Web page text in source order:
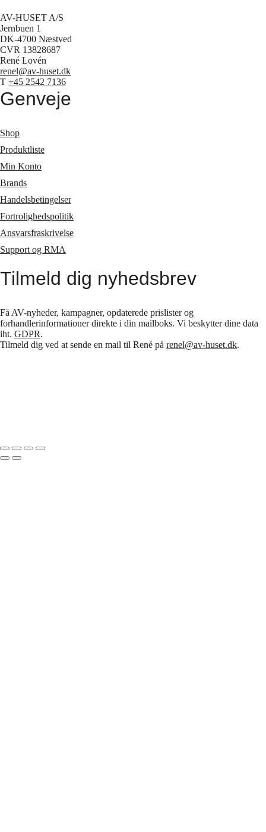
AV-HUSET A/S
Jernbuen 1
DK-4700 Næstved
CVR 13828687
René Lovén
renel@av-huset.dk
T +45 2542 7136
Genveje
Shop
Produktliste
Min Konto
Brands
Handelsbetingelser
Fortrolighedspolitik
Ansvarsfraskrivelse
Support og RMA
Tilmeld dig nyhedsbrev
Få AV-nyheder, kampagner, opdaterede prislister og
forhandlerinformationer direkte i din mailboks. Vi beskytter dine data
iht. GDPR.
Tilmeld dig ved at sende en mail til René på renel@av-huset.dk.